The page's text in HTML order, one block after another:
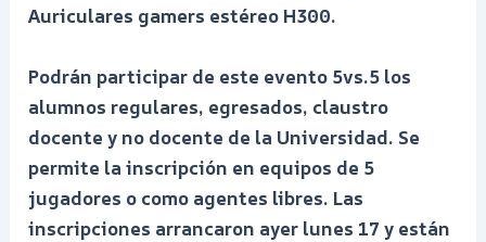
Auriculares gamers estéreo H300.
Podrán participar de este evento 5vs.5 los
alumnos regulares, egresados, claustro
docente y no docente de la Universidad. Se
permite la inscripción en equipos de 5
jugadores o como agentes libres. Las
inscripciones arrancaron ayer lunes 17 y están